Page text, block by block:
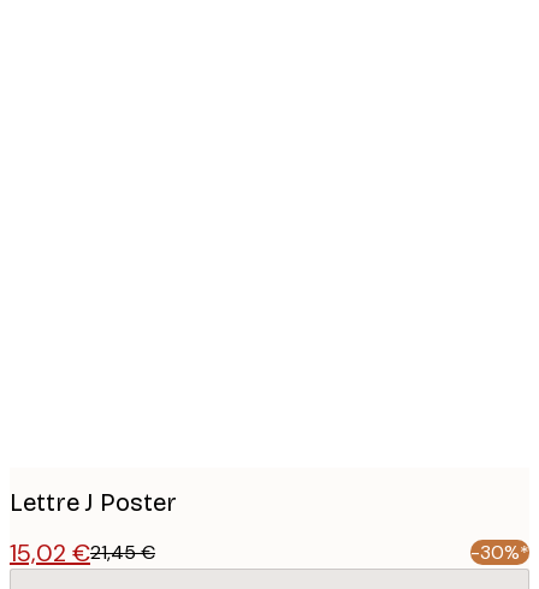
Lettre J Poster
15,02 €21,45 € -30%*